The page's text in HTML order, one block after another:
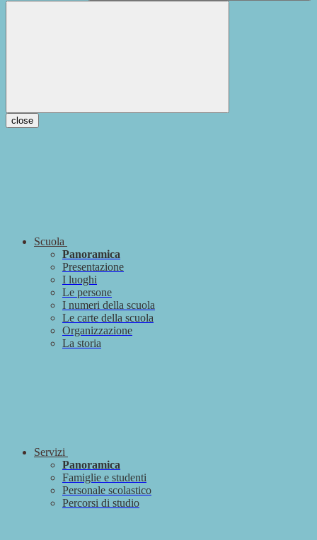
close
Scuola
Panoramica
Presentazione
I luoghi
Le persone
I numeri della scuola
Le carte della scuola
Organizzazione
La storia
Servizi
Panoramica
Famiglie e studenti
Personale scolastico
Percorsi di studio